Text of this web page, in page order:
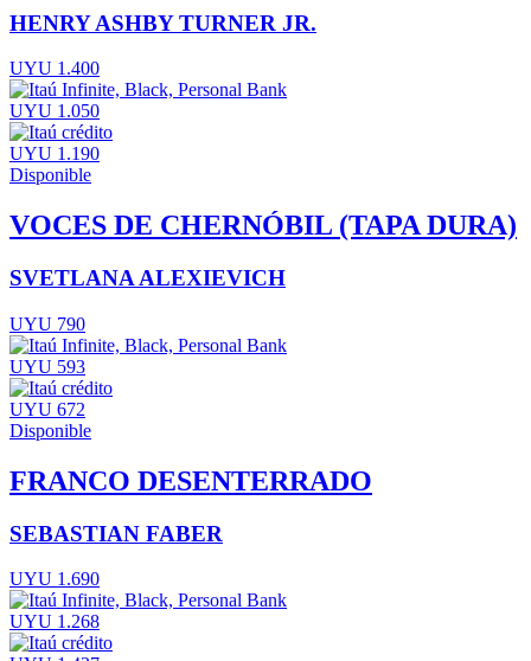
HENRY ASHBY TURNER JR.
UYU 1.400
UYU 1.050
UYU 1.190
Disponible
VOCES DE CHERNÓBIL (TAPA DURA)
SVETLANA ALEXIEVICH
UYU 790
UYU 593
UYU 672
Disponible
FRANCO DESENTERRADO
SEBASTIAN FABER
UYU 1.690
UYU 1.268